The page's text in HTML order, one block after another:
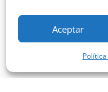
Aceptar